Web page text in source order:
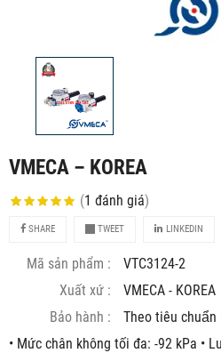
VMECA – KOREA
(1 đánh giá)
SHARE TWEET LINKEDIN
Mã sản phẩm :
VTC3124-2
Xuất xứ :
VMECA - KOREA
Bảo hành :
Theo tiêu
• Mức chân không tối đa: -92 kPa •